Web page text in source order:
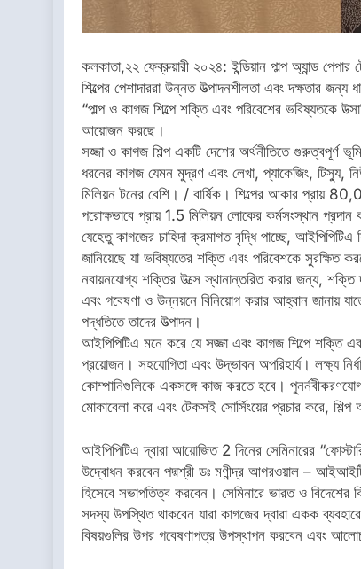
কলকাতা,২২ ফেব্রুয়ারী ২০২৪: ইন্ডিয়ান পাল্প অ্যান্ড
শিল্পের পেশাদাররা উন্নত উত্পাদনশীলতা এবং দক্ষতার
“পাল্প ও কাগজ শিল্পে শক্তি এবং পরিবেশের ভবিষ্যতকে
আয়োজন করছে।
সজ্জা ও কাগজ শিল্প একটি দেশের অর্থনীতিতে গুরুত্বপূর্ণ
ধরনের কাগজ যেমন মুদ্রণ এবং লেখা, প্যাকেজিং, টিস্যু,
মিলিয়ন টনের বেশি। / বার্ষিক। শিল্পের আকার প্রায়
পরোক্ষভাবে প্রায় 1.5 মিলিয়ন লোকের কর্মসংস্থান প্রদান
যেহেতু কাগজের চাহিদা ক্রমাগত বৃদ্ধি পাচ্ছে,
জানিয়েছে যা ভবিষ্যতের শক্তি এবং পরিবেশকে সুরক্ষিত
নবায়নযোগ্য শক্তির উত্সে স্থানান্তরিত করার জন্য, শক্তি
এবং গবেষণা ও উন্নয়নে বিনিয়োগ করার আহ্বান জানায়
পদ্ধতিতে তাদের উত্পাদন।
আইপিপিটিএ মনে করে যে সজ্জা এবং কাগজ শিল্পে শক্তি
প্রয়োজন। সহযোগিতা এবং উদ্ভাবন অপরিহার্য। লক্ষ্য
কোম্পানিগুলিকে একসঙ্গে কাজ করতে হবে।
মোকাবেলা করে এবং টেকসই সোর্সিংয়ের প্রচার করে,
আইপিপিটিএ দ্বারা আয়োজিত 2 দিনের সেমিনারের
উদ্বোধন করবেন পদ্মশ্রী ডঃ মণীন্দ্র আগরওয়াল –
হিসেবে সভাপতিত্ব করবেন। সেমিনারে ভারত ও বিদেশের
সদস্য উপস্থিত থাকবেন যারা কাগজের দ্বারা একক
বিষয়গুলির উপর গবেষণাপত্র উপস্থাপন করবেন এবং